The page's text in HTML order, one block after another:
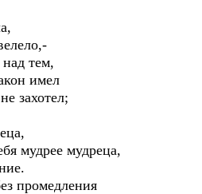
тем,
имел
захотел;
мудрее мудреца,
промедления